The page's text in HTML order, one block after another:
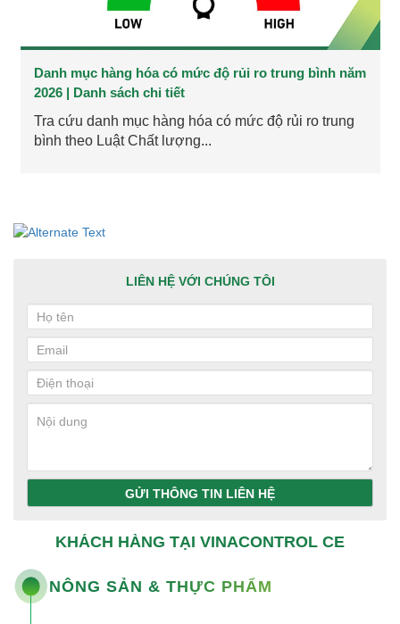
Danh mục hàng hóa có mức độ rủi ro trung bình năm
2026 | Danh sách chi tiết
Tra cứu danh mục hàng hóa có mức độ rủi ro trung
bình theo Luật Chất lượng...
LIÊN HỆ VỚI CHÚNG TÔI
GỬI THÔNG TIN LIÊN HỆ
KHÁCH HÀNG TẠI VINACONTROL CE
NÔNG SẢN & THỰC PHẨM